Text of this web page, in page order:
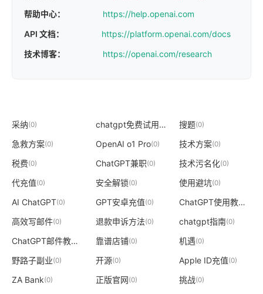
帮助中心：
https://help.openai.com
API 文档：
https://platform.openai.com/docs
技术博客：
https://openai.com/research
采纳(0) chatgpt免费试用
(0) 搜题(0)
急救方案(0) OpenAI o1 Pro(0) 技术方案(0)
税费(0) ChatGPT兼职(0) 技术污名化(0)
代充值(0) 安全解锁(0) 使用避坑(0)
AI ChatGPT(0) GPT安卓充值(0) ChatGPT使用教程
高效写邮件(0) 退款申诉方法(0) chatgpt指南(0)
ChatGPT邮件教程 靠谱店铺(0) 机遇(0)
野路子副业(0) 开源(0) Apple ID充值(0)
ZA Bank(0) 正版官网(0) 挑战(0)